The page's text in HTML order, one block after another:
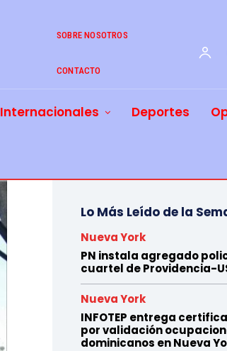
SOBRE NOSOTROS
CONTACTO
Internacionales Deportes
Lo Más Leído de la
Nueva York
PN instala agregado
cuartel de Providencia-
Nueva York
INFOTEP entrega
por validación
dominicanos en Nueva